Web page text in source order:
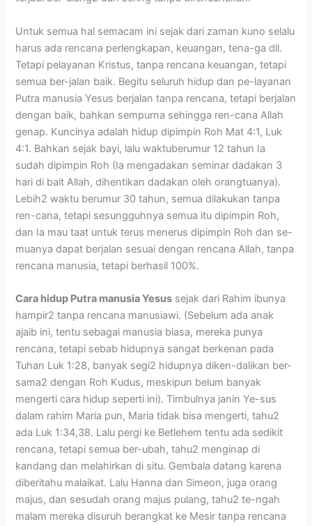
Untuk semua hal semacam ini sejak dari zaman kuno selalu
harus ada rencana perlengkapan, keuangan, tena-ga dll.
Tetapi pelayanan Kristus, tanpa rencana keuangan, tetapi
semua ber-jalan baik. Begitu seluruh hidup dan pe-layanan
Putra manusia Yesus berjalan tanpa rencana, tetapi berjalan
dengan baik, bahkan sempurna sehingga ren-cana Allah
genap. Kuncinya adalah hidup dipimpin Roh Mat 4:1, Luk
4:1. Bahkan sejak bayi, lalu waktuberumur 12 tahun Ia
sudah dipimpin Roh (Ia mengadakan seminar dadakan 3
hari di bait Allah, dihentikan dadakan oleh orangtuanya).
Lebih2 waktu berumur 30 tahun, semua dilakukan tanpa
ren-cana, tetapi sesungguhnya semua itu dipimpin Roh,
dan Ia mau taat untuk terus menerus dipimpin Roh dan se-
muanya dapat berjalan sesuai dengan rencana Allah, tanpa
rencana manusia, tetapi berhasil 100%.
Cara hidup Putra manusia Yesus sejak dari Rahim ibunya
hampir2 tanpa rencana manusiawi. (Sebelum ada anak
ajaib ini, tentu sebagai manusia biasa, mereka punya
rencana, tetapi sebab hidupnya sangat berkenan pada
Tuhan Luk 1:28, banyak segi2 hidupnya diken-dalikan ber-
sama2 dengan Roh Kudus, meskipun belum banyak
mengerti cara hidup seperti ini). Timbulnya janin Ye-sus
dalam rahim Maria pun, Maria tidak bisa mengerti, tahu2
ada Luk 1:34,38. Lalu pergi ke Betlehem tentu ada sedikit
rencana, tetapi semua ber-ubah, tahu2 menginap di
kandang dan melahirkan di situ. Gembala datang karena
diberitahu malaikat. Lalu Hanna dan Simeon, juga orang
majus, dan sesudah orang majus pulang, tahu2 te-ngah
malam mereka disuruh berangkat ke Mesir tanpa rencana